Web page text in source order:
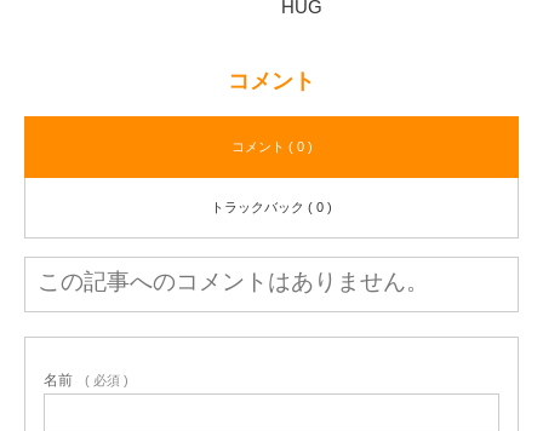
HUG
コメント
コメント ( 0 )
トラックバック ( 0 )
この記事へのコメントはありません。
名前 ( 必須 )